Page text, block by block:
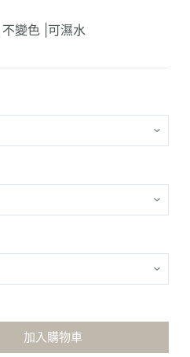
變色 |可濕水
加入購物車